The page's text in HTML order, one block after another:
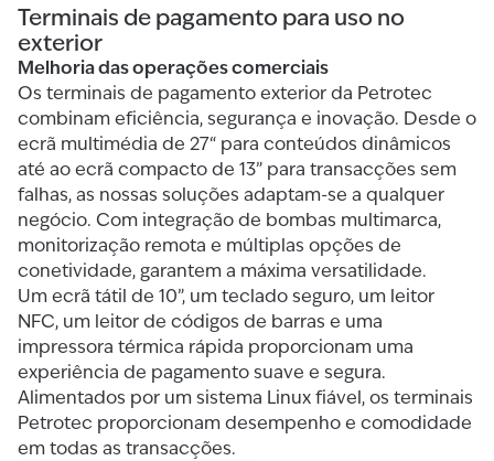
Terminais de pagamento para uso no
exterior
Melhoria das operações comerciais
Os terminais de pagamento exterior da Petrotec
combinam eficiência, segurança e inovação. Desde o
ecrã multimédia de 27“ para conteúdos dinâmicos
até ao ecrã compacto de 13” para transacções sem
falhas, as nossas soluções adaptam-se a qualquer
negócio. Com integração de bombas multimarca,
monitorização remota e múltiplas opções de
conetividade, garantem a máxima versatilidade.
Um ecrã tátil de 10”, um teclado seguro, um leitor
NFC, um leitor de códigos de barras e uma
impressora térmica rápida proporcionam uma
experiência de pagamento suave e segura.
Alimentados por um sistema Linux fiável, os terminais
Petrotec proporcionam desempenho e comodidade
em todas as transacções.